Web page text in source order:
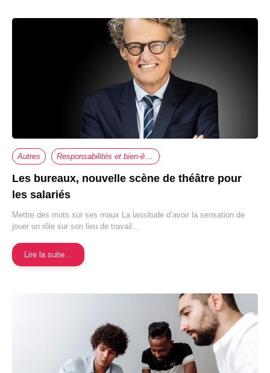
Autres Responsabilités et bien-être au travail
Les bureaux, nouvelle scène de théâtre pour
les salariés
Mettre des mots sur ses maux La lassitude d’avoir la sensation de
jouer un rôle sur son lieu de travail…
Lire la suite…